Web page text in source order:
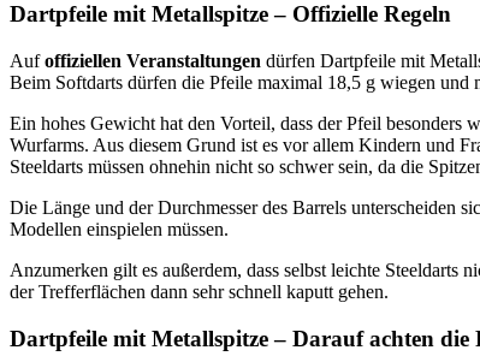
Dartpfeile mit Metallspitze – Offizielle Regeln
Aufoffiziellen Veranstaltungen dürfen Dartpfeile mit
Beim Softdarts dürfen die Pfeile maximal 18,5 g wiegen und
Ein hohes Gewicht hat den Vorteil, dass der Pfeil besonders
Wurfarms. Aus diesem Grund ist es vor allem Kindern und
Steeldarts müssen ohnehin nicht so schwer sein, da die
Die Länge und der Durchmesser des Barrels unterscheiden
Modellen einspielen müssen.
Anzumerken gilt es außerdem, dass selbst leichte
der Trefferflächen dann sehr schnell kaputt gehen.
Dartpfeile mit Metallspitze – Darauf achten die